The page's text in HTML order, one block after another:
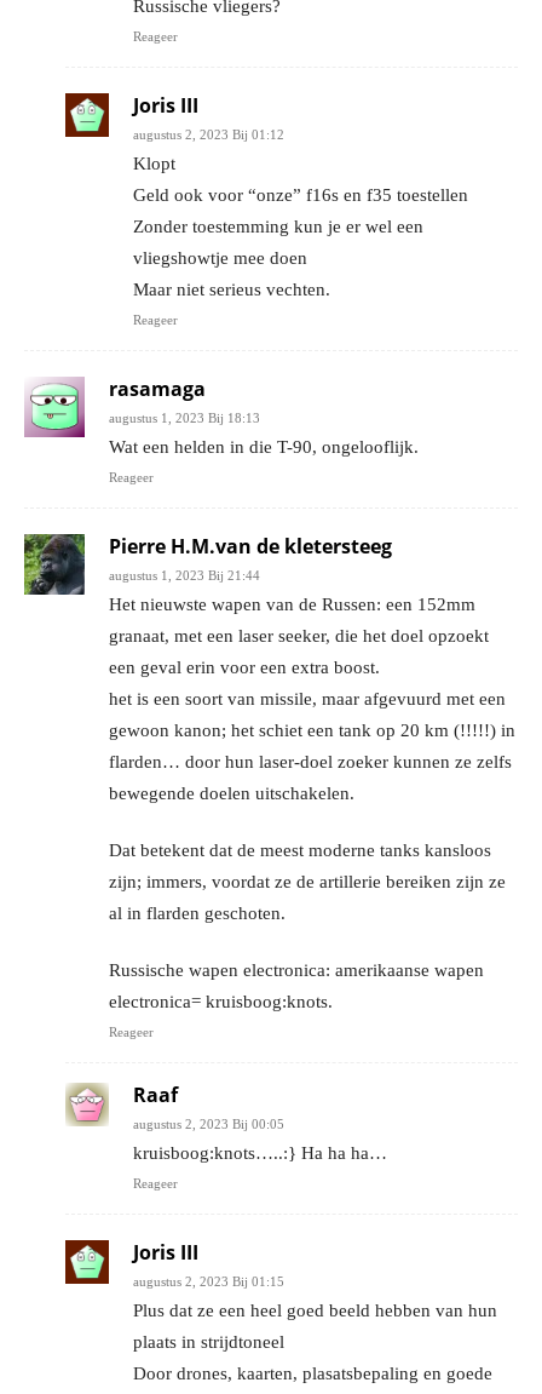
Russische vliegers?
Reageer
Joris III
augustus 2, 2023 Bij 01:12
Klopt
Geld ook voor “onze” f16s en f35 toestellen
Zonder toestemming kun je er wel een
vliegshowtje mee doen
Maar niet serieus vechten.
Reageer
rasamaga
augustus 1, 2023 Bij 18:13
Wat een helden in die T-90, ongelooflijk.
Reageer
Pierre H.M.van de kletersteeg
augustus 1, 2023 Bij 21:44
Het nieuwste wapen van de Russen: een 152mm
granaat, met een laser seeker, die het doel opzoekt
een geval erin voor een extra boost.
het is een soort van missile, maar afgevuurd met een
gewoon kanon; het schiet een tank op 20 km (!!!!!) in
flarden… door hun laser-doel zoeker kunnen ze zelfs
bewegende doelen uitschakelen.
Dat betekent dat de meest moderne tanks kansloos
zijn; immers, voordat ze de artillerie bereiken zijn ze
al in flarden geschoten.
Russische wapen electronica: amerikaanse wapen
electronica= kruisboog:knots.
Reageer
Raaf
augustus 2, 2023 Bij 00:05
kruisboog:knots…..:} Ha ha ha…
Reageer
Joris III
augustus 2, 2023 Bij 01:15
Plus dat ze een heel goed beeld hebben van hun
plaats in strijdtoneel
Door drones, kaarten, plasatsbepaling en goede